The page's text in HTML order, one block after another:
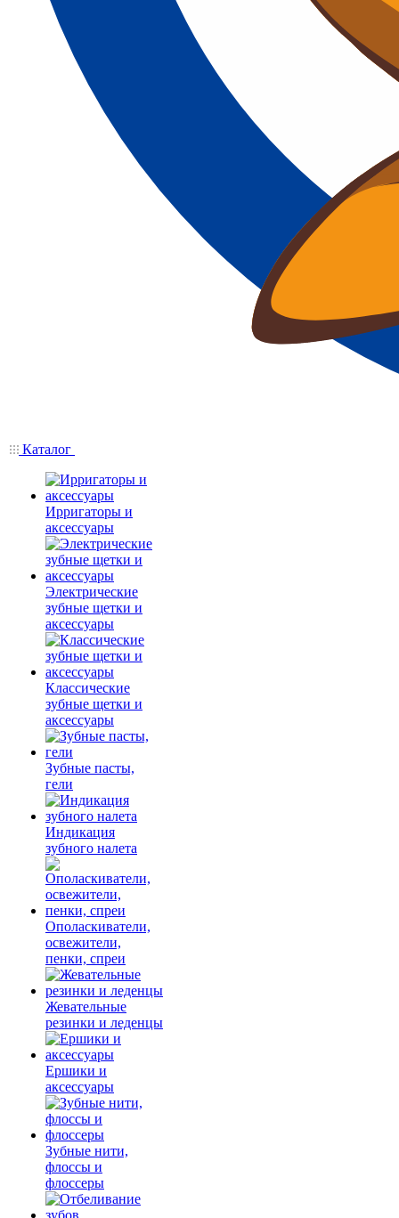
Каталог
Ирригаторы и
аксессуары
Электрические
зубные щетки и
аксессуары
Классические
зубные щетки и
аксессуары
Зубные пасты,
гели
Индикация
зубного налета
Ополаскиватели,
освежители,
пенки, спреи
Жевательные
резинки и леденцы
Ершики и
аксессуары
Зубные нити,
флоссы и
флоссеры